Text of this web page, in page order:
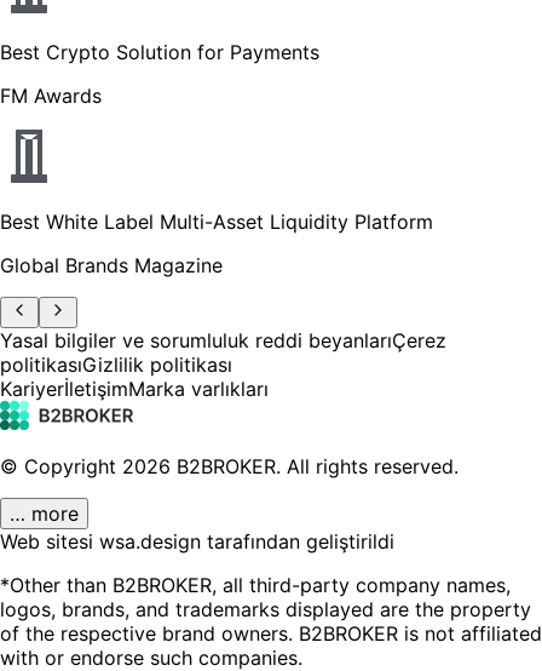
Best Crypto Solution for Payments
FM Awards
Best White Label Multi-Asset Liquidity Platform
Global Brands Magazine
Yasal bilgiler ve sorumluluk reddi beyanlarıÇerez
politikasıGizlilik politikası
KariyerİletişimMarka varlıkları
© Copyright 2026 B2BROKER. All rights reserved.
… more
Web sitesi wsa.design tarafından geliştirildi
*Other than B2BROKER, all third-party company names,
logos, brands, and trademarks displayed are the property
of the respective brand owners. B2BROKER is not affiliated
with or endorse such companies.